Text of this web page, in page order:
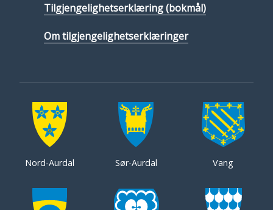
Tilgjengelighetserklæring (bokmål)
Om tilgjengelighetserklæringer
Nord-Aurdal Sør-Aurdal Vang